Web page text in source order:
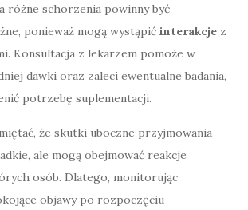
różne schorzenia powinny być
ponieważ mogą wystąpić interakcje z
Konsultacja z lekarzem pomoże w
dawki oraz zaleci ewentualne badania,
potrzebę suplementacji.
że skutki uboczne przyjmowania
ale mogą obejmować reakcje
osób. Dlatego, monitorując
objawy po rozpoczęciu